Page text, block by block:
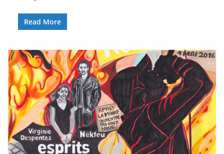
Read More